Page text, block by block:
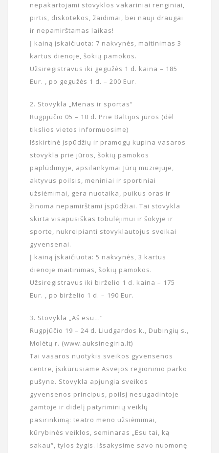
nepakartojami stovyklos vakariniai renginiai,
pirtis, diskotekos, žaidimai, bei nauji draugai
ir nepamirštamas laikas!
Į kainą įskaičiuota: 7 nakvynės, maitinimas 3
kartus dienoje, šokių pamokos.
Užsiregistravus iki gegužės 1 d. kaina – 185
Eur. , po gegužės 1 d. – 200 Eur.
2. Stovykla „Menas ir sportas“
Rugpjūčio 05 – 10 d. Prie Baltijos jūros (dėl
tikslios vietos informuosime)
Išskirtinė įspūdžių ir pramogų kupina vasaros
stovykla prie jūros, šokių pamokos
paplūdimyje, apsilankymai Jūrų muziejuje,
aktyvus poilsis, meniniai ir sportiniai
užsiėmimai, gera nuotaika, puikus oras ir
žinoma nepamirštami įspūdžiai. Tai stovykla
skirta visapusiškas tobulėjimui ir šokyje ir
sporte, nukreipianti stovyklautojus sveikai
gyvensenai.
Į kainą įskaičiuota: 5 nakvynės, 3 kartus
dienoje maitinimas, šokių pamokos.
Užsiregistravus iki birželio 1 d. kaina – 175
Eur. , po birželio 1 d. – 190 Eur.
3. Stovykla „Aš esu…“
Rugpjūčio 19 – 24 d. Liudgardos k., Dubingių s.,
Molėtų r. (www.auksinegiria.lt)
Tai vasaros nuotykis sveikos gyvensenos
centre, įsikūrusiame Asvejos regioninio parko
pušyne. Stovykla apjungia sveikos
gyvensenos principus, poilsį nesugadintoje
gamtoje ir didelį patyriminių veiklų
pasirinkimą: teatro meno užsiėmimai,
kūrybinės veiklos, seminaras „Esu tai, ką
sakau“, tylos žygis. Išsakysime savo nuomonę